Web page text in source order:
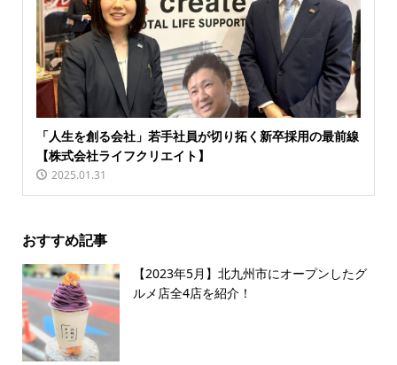
「人生を創る会社」若手社員が切り拓く新卒採用の最前線
【株式会社ライフクリエイト】
2025.01.31
おすすめ記事
【2023年5月】北九州市にオープンしたグ
ルメ店全4店を紹介！